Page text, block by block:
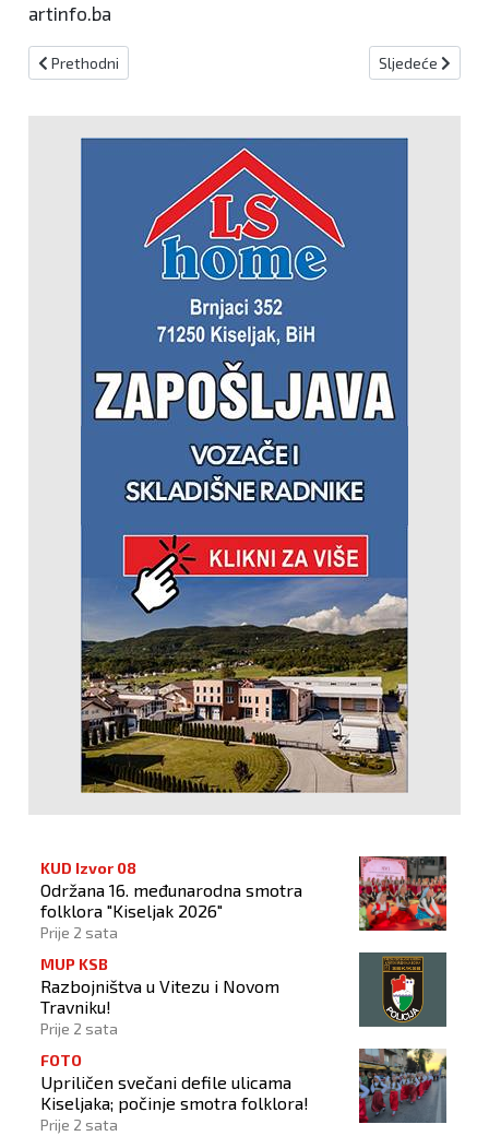
artinfo.ba
Prethodni članak: probaa
Prethodni Sljedeći
Sljedeće
KUD Izvor 08
Održana 16. međunarodna smotra
folklora "Kiseljak 2026"
Prije 2 sata
MUP KSB
Razbojništva u Vitezu i Novom
Travniku!
Prije 2 sata
FOTO
Upriličen svečani defile ulicama
Kiseljaka; počinje smotra folklora!
Prije 2 sata